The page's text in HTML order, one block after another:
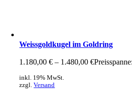
Weissgoldkugel im Goldring
1.180,00€ – 1.480,00€
inkl. 19% MwSt.
zzgl.Versand